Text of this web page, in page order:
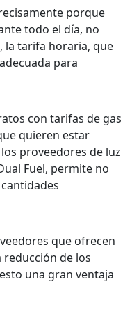
porque
todo el día, no
la tarifa horaria, que
para
con tarifas de gas
quieren estar
proveedores de luz
Fuel, permite no
que ofrecen
reducción de los
una gran ventaja